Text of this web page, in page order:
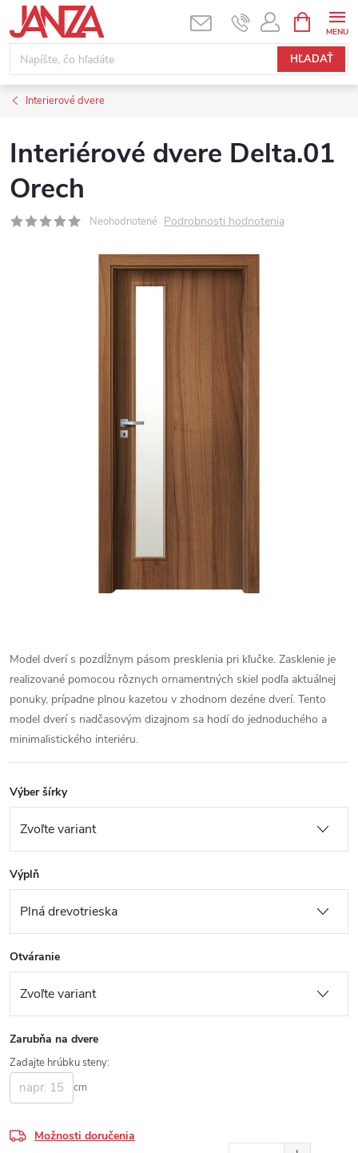
Prejsť na obsah
HĽADAŤ
Interierové dvere
Interiérové dvere Delta.01
Orech
Neohodnotené Podrobnosti hodnotenia
Model dverí s pozdĺžnym pásom presklenia pri kľučke. Zasklenie je
realizované pomocou rôznych ornamentných skiel podľa aktuálnej
ponuky, prípadne plnou kazetou v zhodnom dezéne dverí. Tento
model dverí s nadčasovým dizajnom sa hodí do jednoduchého a
minimalistického interiéru.
Výber šírky
Výplň
Otváranie
Zarubňa na dvere
Zadajte hrúbku steny:
cm
Možnosti doručenia